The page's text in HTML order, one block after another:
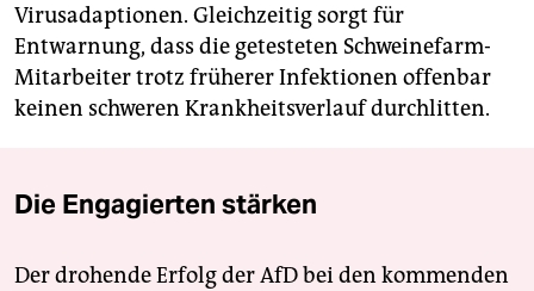
Virusadaptionen. Gleichzeitig sorgt für
Entwarnung, dass die getesteten Schweinefarm-
Mitarbeiter trotz früherer Infektionen offenbar
keinen schweren Krankheitsverlauf durchlitten.
Die Engagierten stärken
Der drohende Erfolg der AfD bei den kommenden